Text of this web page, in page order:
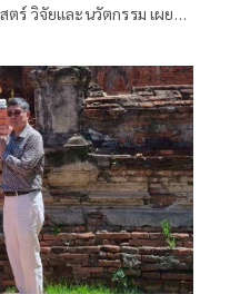
ร์ วิจัยและนวัตกรรม เผย